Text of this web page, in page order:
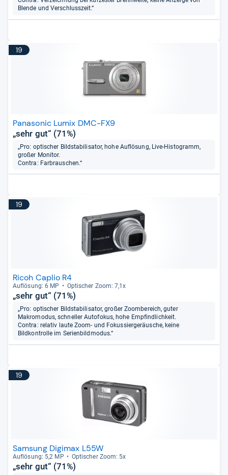
Blende und Verschlusszeit.“
19
Panasonic Lumix DMC-FX9
„sehr gut“ (71%)
„Pro: optischer Bildstabilisator, hohe Auflösung, Live-Histogramm,
großer Monitor.
Contra: Farbrauschen.“
19
Ricoh Caplio R4
Auf­lö­sung: 6 MP Opti­scher Zoom: 7,1x
„sehr gut“ (71%)
„Pro: optischer Bildstabilisator, großer Zoombereich, guter
Makromodus, schneller Autofokus, hohe Empfindlichkeit.
Contra: relativ laute Zoom- und Fokussiergeräusche, keine
Bildkontrolle im Serienbildmodus.“
19
Samsung Digimax L55W
Auf­lö­sung: 5,2 MP Opti­scher Zoom: 5x
„sehr gut“ (71%)